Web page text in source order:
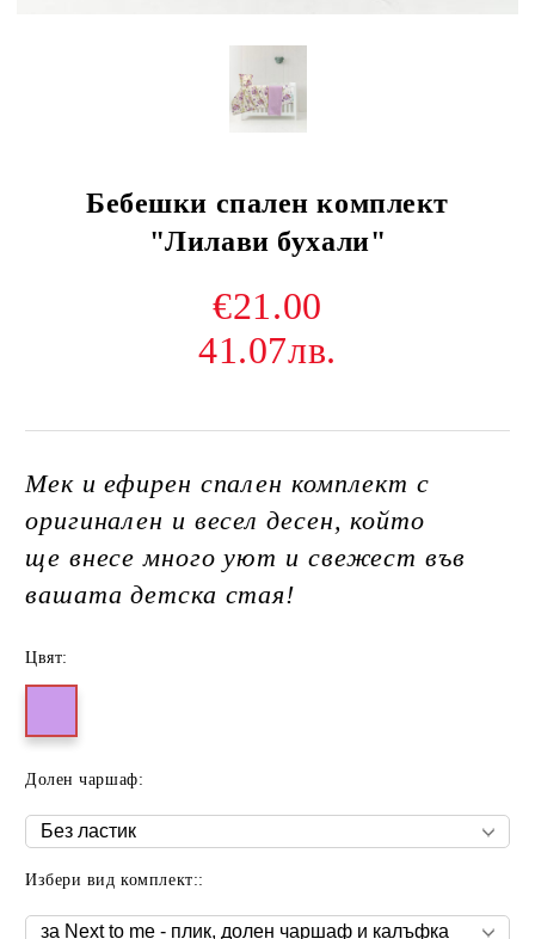
Бебешки спален комплект
"Лилави бухали"
€21.00
41.07лв.
Мек и ефирен спален комплект с
оригинален и весел десен, който
ще внесе много уют и свежест във
вашата детска стая!
Цвят:
Долен чаршаф:
Избери вид комплект::